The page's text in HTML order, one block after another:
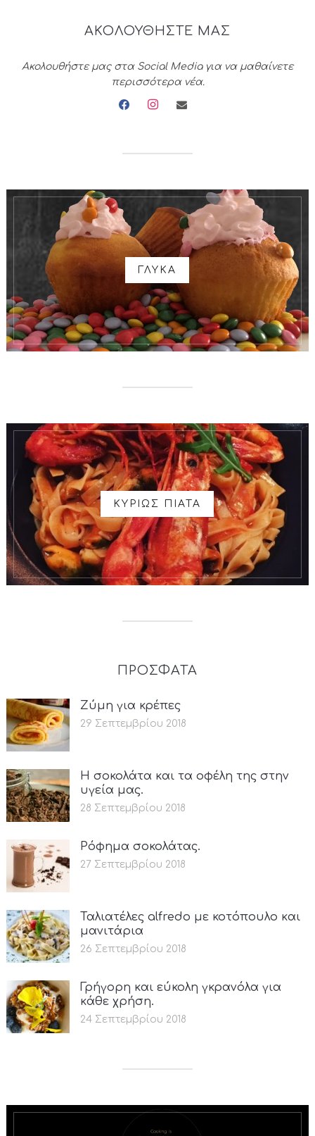
ΑΚΟΛΟΥΘΗΣΤΕ ΜΑΣ
Ακολουθήστε μας στα Social Media για να μαθαίνετε
περισσότερα νέα.
facebookinstagramenvelope
ΓΛΥΚΑ
ΚΥΡΙΩΣ ΠΙΑΤΑ
ΠΡΟΣΦΑΤΑ
Ζύμη για κρέπες
29 Σεπτεμβρίου 2018
Η σοκολάτα και τα οφέλη της στην
υγεία μας.
28 Σεπτεμβρίου 2018
Ρόφημα σοκολάτας.
27 Σεπτεμβρίου 2018
Ταλιατέλες alfredo με κοτόπουλο και
μανιτάρια
26 Σεπτεμβρίου 2018
Γρήγορη και εύκολη γκρανόλα για
κάθε χρήση.
24 Σεπτεμβρίου 2018